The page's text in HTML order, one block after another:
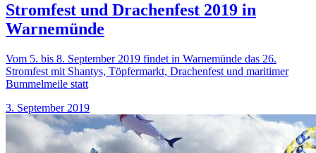
Stromfest und Drachenfest 2019 in
Warnemünde
Vom 5. bis 8. September 2019 findet in Warnemünde das 26.
Stromfest mit Shantys, Töpfermarkt, Drachenfest und maritimer
Bummelmeile statt
3. September 2019